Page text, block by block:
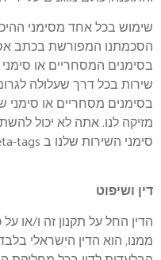
שימוש בכל אחד מסימני
הסכמתנו המפורשת בכתב
בסימנים המסחריים או
שירות בכל דרך שעלולה
בסימנים מסחריים או סימני
מזיקה לנו. אתה לא יכול
סימני השירות שלנו ב meta-tags ללא הסכמה מפורשת מראש.
דין ושיפוט
הדין החל על תקנון זה ו/או
ממנו, הוא הדין הישראלי